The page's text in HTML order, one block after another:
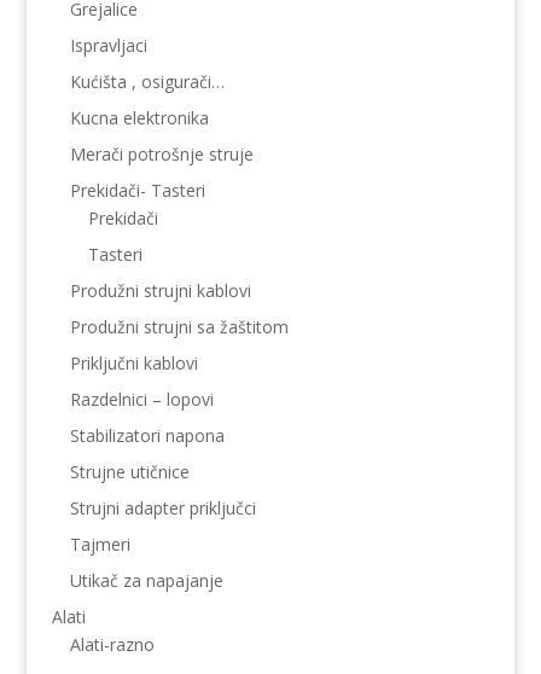
Grejalice
Ispravljaci
Kućišta , osigurači…
Kucna elektronika
Merači potrošnje struje
Prekidači- Tasteri
Prekidači
Tasteri
Produžni strujni kablovi
Produžni strujni sa žaštitom
Priključni kablovi
Razdelnici – lopovi
Stabilizatori napona
Strujne utičnice
Strujni adapter priključci
Tajmeri
Utikač za napajanje
Alati
Alati-razno